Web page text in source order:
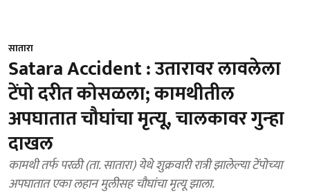
सातारा
Satara Accident : उतारावर लावलेला
टेंपो दरीत कोसळला; कामथीतील
अपघातात चौघांचा मृत्‍यू, चालकावर गुन्‍हा
दाखल
कामथी तर्फ परळी (ता. सातारा) येथे शुक्रवारी रात्री झालेल्‍या टेंपोच्‍या
अपघातात एका लहान मुलीसह चौघांचा मृत्यू झाला.